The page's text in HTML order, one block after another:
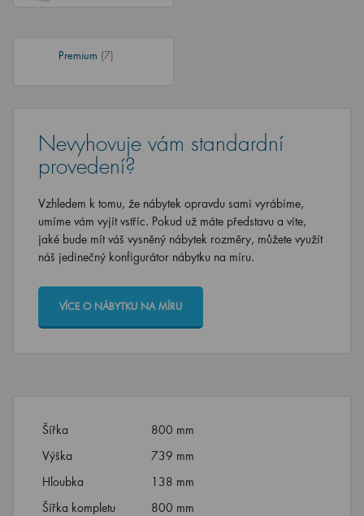
Premium (7)
Nevyhovuje vám standardní
provedení?
Vzhledem k tomu, že nábytek opravdu sami vyrábíme,
umíme vám vyjít vstříc. Pokud už máte představu a víte,
jaké bude mít váš vysněný nábytek rozměry, můžete využít
náš jedinečný konfigurátor nábytku na míru.
VÍCE O NÁBYTKU NA MÍRU
Šířka
800 mm
Výška
739 mm
Hloubka
138 mm
Šířka kompletu
800 mm